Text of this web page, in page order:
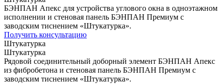
БЭНПАН Апекс для устройства углового окна в одноэтажном
исполнении и стеновая панель БЭНПАН Премиум с
заводским тиснением «Штукатурка».
Получить консультацию
Штукатурка
Штукатурка
Рядовой соединительный доборный элемент БЭНПАН Апекс
из фибробетона и стеновая панель БЭНПАН Премиум с
заводским тиснением «Штукатурка».